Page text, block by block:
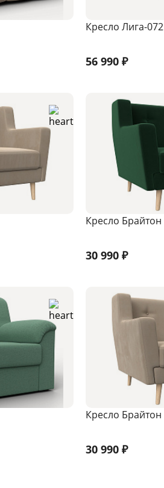
Кресло Лига-072
56 990 ₽
Кресло Брайтон
30 990 ₽
Кресло Брайтон
30 990 ₽